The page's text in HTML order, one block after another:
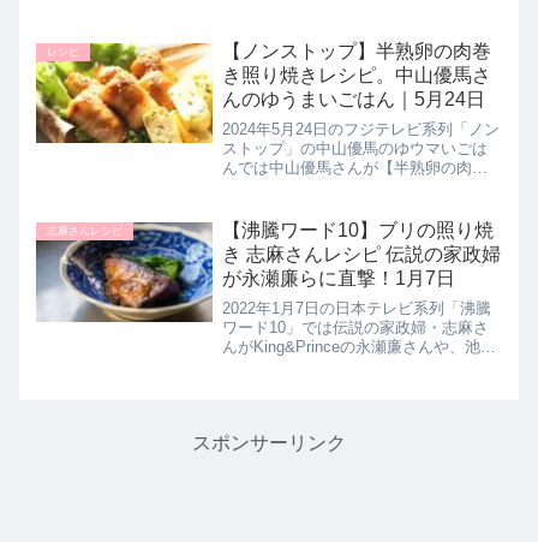
を使った包丁まな板不要の【味噌マヨ
担々麺】の作り方を教えてくれた...
レシピ
【ノンストップ】半熟卵の肉巻
き照り焼きレシピ。中山優馬さ
んのゆうまいごはん｜5月24日
2024年5月24日のフジテレビ系列「ノン
ストップ」の中山優馬のゆウマいごは
んでは中山優馬さんが【半熟卵の肉巻
と肉で巻いたボリューム満点おかず。
照り焼きの甘辛味でご飯がすす...
志麻さんレシピ
【沸騰ワード10】ブリの照り焼
き 志麻さんレシピ 伝説の家政婦
が永瀬廉らに直撃！1月7日
2022年1月7日の日本テレビ系列「沸騰
ワード10」では伝説の家政婦・志麻さ
んがKing&Princeの永瀬廉さんや、池田
スポンサーリンク